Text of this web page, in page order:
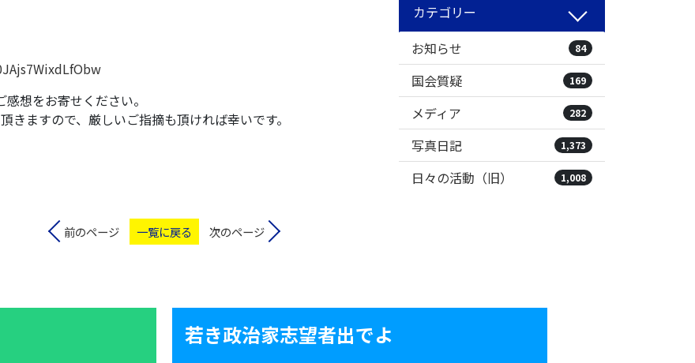
感想をお寄せください。
ますので、厳しいご指摘も頂ければ幸いです。
カテゴリー
お知らせ
84
国会質疑 169
メディア 282
写真日記 1,373
日々の活動（旧） 1,008
前のページ 一覧に戻る 次のページ
若き政治家志望者出でよ